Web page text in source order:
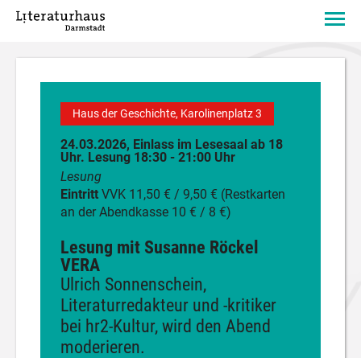
Haus der Geschichte, Karolinenplatz 3
24.03.2026, Einlass im Lesesaal ab 18
Uhr. Lesung 18:30 - 21:00 Uhr
Lesung
Eintritt VVK 11,50 € / 9,50 € (Restkarten
an der Abendkasse 10 € / 8 €)
Lesung mit Susanne Röckel
VERA
Ulrich Sonnenschein,
Literaturredakteur und -kritiker
bei hr2-Kultur, wird den Abend
moderieren.